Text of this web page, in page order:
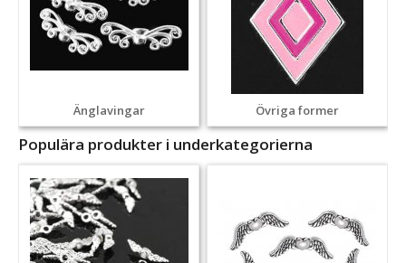
Änglavingar Övriga former
Populära produkter i underkategorierna